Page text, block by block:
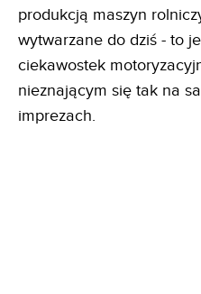
produkcją maszyn
wytwarzane do dziś - to
ciekawostek
nieznającym się tak na
imprezach.